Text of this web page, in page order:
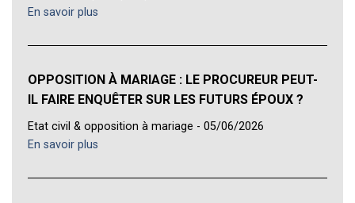
En savoir plus
OPPOSITION À MARIAGE : LE PROCUREUR PEUT-
IL FAIRE ENQUÊTER SUR LES FUTURS ÉPOUX ?
Etat civil & opposition à mariage - 05/06/2026
En savoir plus